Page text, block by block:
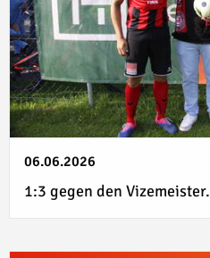
06.06.2026
1:3 gegen den Vizemeister.